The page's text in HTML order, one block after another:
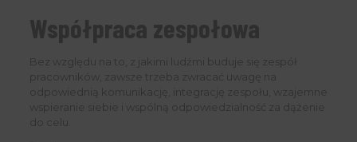
Współpraca zespołowa
Bez względu na to, z jakimi ludźmi buduje się zespół
pracowników, zawsze trzeba zwracać uwagę na
odpowiednią komunikację, integrację zespołu, wzajemne
wspieranie siebie i wspólną odpowiedzialność za dążenie
do celu.